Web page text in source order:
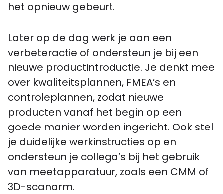
het opnieuw gebeurt.
Later op de dag werk je aan een
verbeteractie of ondersteun je bij een
nieuwe productintroductie. Je denkt mee
over kwaliteitsplannen, FMEA’s en
controleplannen, zodat nieuwe
producten vanaf het begin op een
goede manier worden ingericht. Ook stel
je duidelijke werkinstructies op en
ondersteun je collega’s bij het gebruik
van meetapparatuur, zoals een CMM of
3D-scanarm.